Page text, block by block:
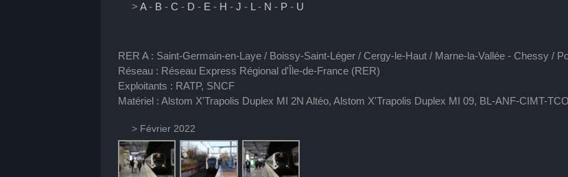
> A- B - C - D - E - H - J - L - N - P - U
RER A : Saint-Germain-en-Laye / Boissy-Saint-Léger / Cergy-le-Haut / Marne-la-Vallée - Chessy /
Réseau : Réseau Express Régional d'Île-de-France (RER)
Exploitants : RATP, SNCF
Matériel : Alstom X'Trapolis Duplex MI 2N Altéo, Alstom X'Trapolis Duplex MI 09, BL-ANF-CIMT-
> Février 2022